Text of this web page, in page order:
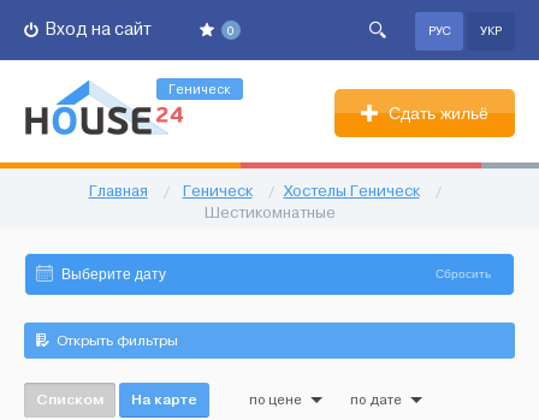
0
Вход на сайт РУС УКР
Геническ
Сдать жильё
Главная / Геническ / Хостелы Геническ
/
Шестикомнатные
Сбросить
Открыть фильтры
Списком На карте по цене по дате